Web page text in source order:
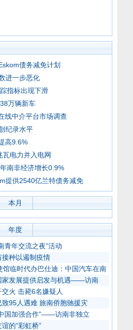
债务减免计划
进一步恶化
指标出现下滑
万辆新车
线中介平台市场调查
纪录水平
高9.6%
电力并入电网
南非经济增长0.9%
提供2540亿兰特债务减免
本月
年度
青年交流之夜”活动
种以遏制疫情
馆临时代办巴仕迪：中国汽车在南
家发展提供启发与机遇——访南
火 击毙6名嫌疑人
95人遇难 旅南侨胞驰援灾
国加强合作”——访南非独立
的“彩虹桥”